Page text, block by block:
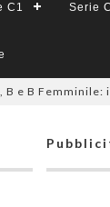
C1 Serie
Femminile: i